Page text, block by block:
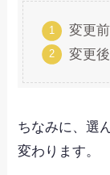
変更
変更
ちなみに、選
変わります。